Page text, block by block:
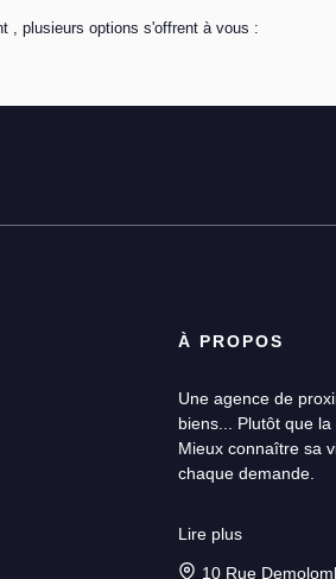
, plusieurs options s'offrent à vous :
À PROPOS
Une agence de
biens... Plutôt que la
Mieux connaître sa
chaque demande.
projet.
Lire plus
10 Rue